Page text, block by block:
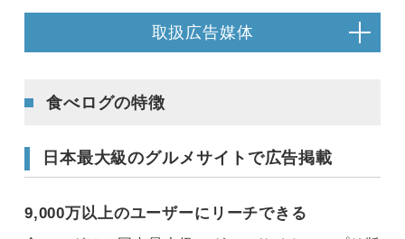
取扱広告媒体
食べログの特徴
日本最大級のグルメサイトで広告掲載
9,000万以上のユーザーにリーチできる